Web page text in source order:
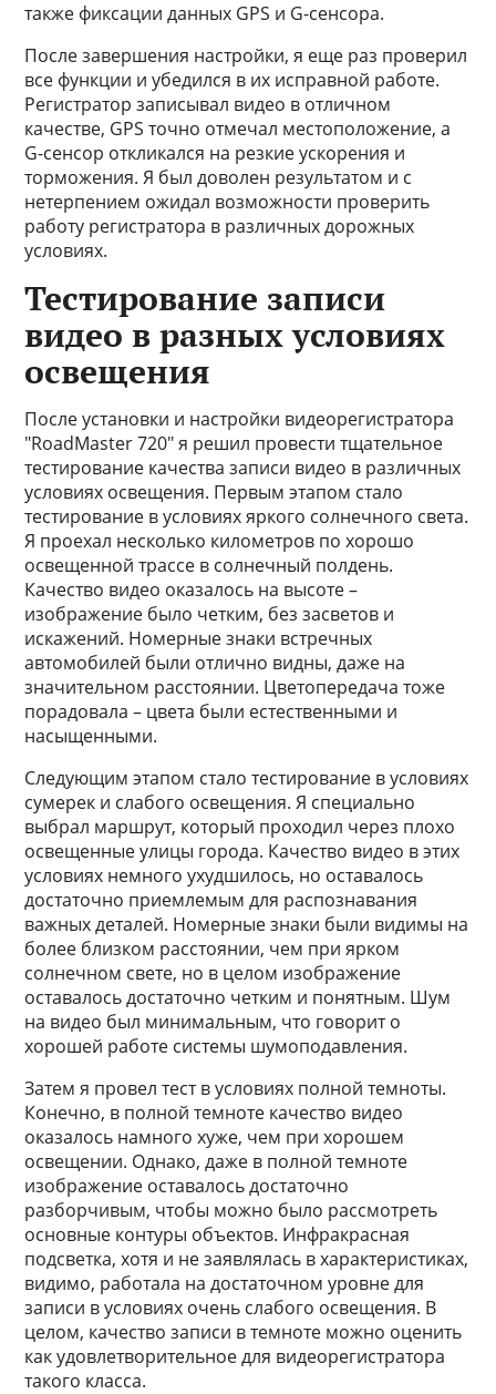
также фиксации данных GPS и G-сенсора.
После завершения настройки, я еще раз проверил
все функции и убедился в их исправной работе.
Регистратор записывал видео в отличном
качестве, GPS точно отмечал местоположение, а
G-сенсор откликался на резкие ускорения и
торможения. Я был доволен результатом и с
нетерпением ожидал возможности проверить
работу регистратора в различных дорожных
условиях.
Тестирование записи
видео в разных условиях
освещения
После установки и настройки видеорегистратора
"RoadMaster 720" я решил провести тщательное
тестирование качества записи видео в различных
условиях освещения. Первым этапом стало
тестирование в условиях яркого солнечного света.
Я проехал несколько километров по хорошо
освещенной трассе в солнечный полдень.
Качество видео оказалось на высоте –
изображение было четким, без засветов и
искажений. Номерные знаки встречных
автомобилей были отлично видны, даже на
значительном расстоянии. Цветопередача тоже
порадовала – цвета были естественными и
насыщенными.
Следующим этапом стало тестирование в условиях
сумерек и слабого освещения. Я специально
выбрал маршрут, который проходил через плохо
освещенные улицы города. Качество видео в этих
условиях немного ухудшилось, но оставалось
достаточно приемлемым для распознавания
важных деталей. Номерные знаки были видимы на
более близком расстоянии, чем при ярком
солнечном свете, но в целом изображение
оставалось достаточно четким и понятным. Шум
на видео был минимальным, что говорит о
хорошей работе системы шумоподавления.
Затем я провел тест в условиях полной темноты.
Конечно, в полной темноте качество видео
оказалось намного хуже, чем при хорошем
освещении. Однако, даже в полной темноте
изображение оставалось достаточно
разборчивым, чтобы можно было рассмотреть
основные контуры объектов. Инфракрасная
подсветка, хотя и не заявлялась в характеристиках,
видимо, работала на достаточном уровне для
записи в условиях очень слабого освещения. В
целом, качество записи в темноте можно оценить
как удовлетворительное для видеорегистратора
такого класса.